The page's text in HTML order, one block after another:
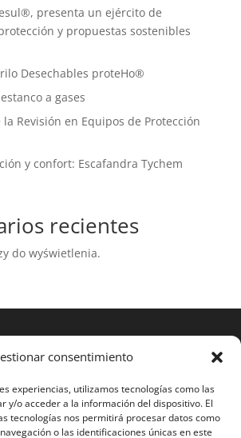
consentimiento
experiencias, utilizamos tecnologías como las
y/o acceder a la información del dispositivo. El
tecnologías nos permitirá procesar datos como
o las identificaciones únicas en este
presenta un ejército de
y propuestas sostenibles
Desechables proteHo®
a gases
Revisión en Equipos de Protección
y confort: Escafandra Tychem
recientes
do wyświetlenia.